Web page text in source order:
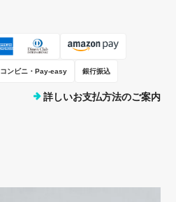
コンビニ・Pay-easy 銀行振込
詳しいお支払方法のご案内